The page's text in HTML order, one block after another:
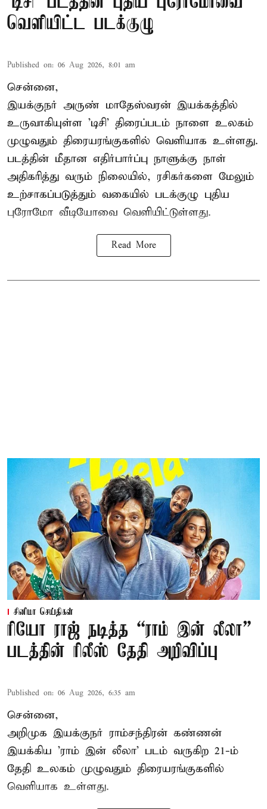
வெளியிட்ட படக்குழு
Published on: 06 Aug 2026, 8:01 am
சென்னை,
இயக்குநர் அருண் மாதேஸ்வரன் இயக்கத்தில்
உருவாகியுள்ள 'டிசி' திரைப்படம் நாளை உலகம்
முழுவதும் திரையரங்குகளில் வெளியாக உள்ளது.
படத்தின் மீதான எதிர்பார்ப்பு நாளுக்கு நாள்
அதிகரித்து வரும் நிலையில், ரசிகர்களை மேலும்
உற்சாகப்படுத்தும் வகையில் படக்குழு புதிய
புரோமோ வீடியோவை வெளியிட்டுள்ளது.
Read More
சினிமா செய்திகள்
ரியோ ராஜ் நடித்த “ராம் இன் லீலா”
படத்தின் ரிலீஸ் தேதி அறிவிப்பு
Published on: 06 Aug 2026, 6:35 am
சென்னை,
அறிமுக இயக்குநர் ராம்சந்திரன் கண்ணன்
இயக்கிய 'ராம் இன் லீலா' படம் வருகிற 21-ம்
தேதி உலகம் முழுவதும் திரையரங்குகளில்
வெளியாக உள்ளது.